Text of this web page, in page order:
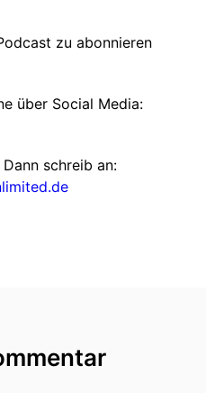
zu abonnieren
über Social Media:
schreib an: